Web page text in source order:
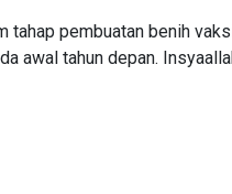
tahap pembuatan benih
awal tahun depan.